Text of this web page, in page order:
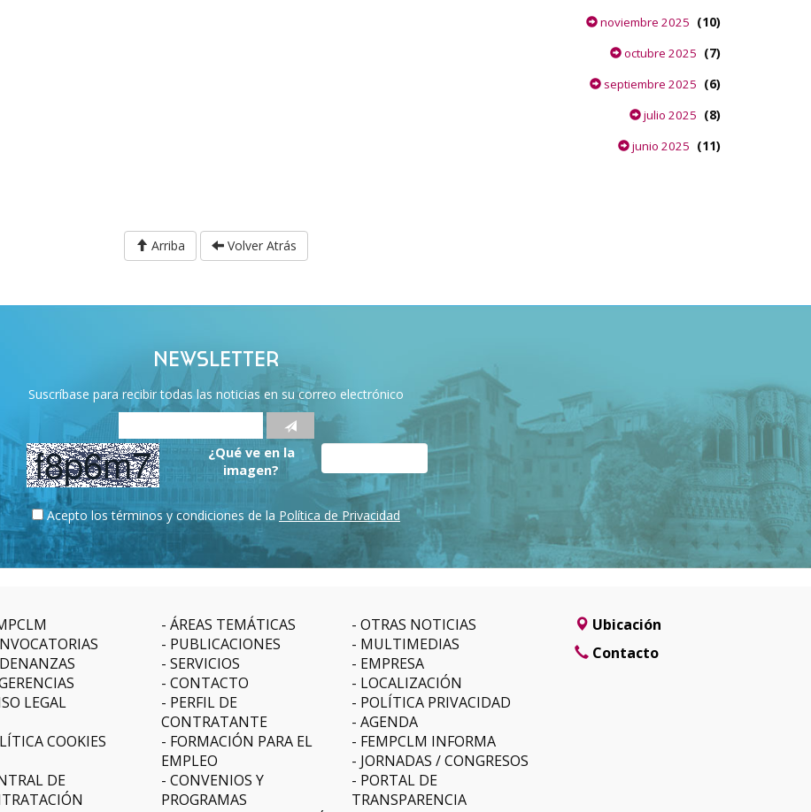
noviembre 2025 (10)
octubre 2025 (7)
septiembre 2025 (6)
julio 2025 (8)
junio 2025 (11)
Arriba Volver Atrás
NEWSLETTER
Suscríbase para recibir todas las noticias en su correo electrónico
¿Qué ve en la
imagen?
Acepto los términos y condiciones de la Política de Privacidad
ÁREAS TEMÁTICAS
OTRAS NOTICIAS
PUBLICACIONES
MULTIMEDIAS
SERVICIOS
EMPRESA
CONTACTO
LOCALIZACIÓN
LEGAL
PERFIL DE
CONTRATANTE
POLÍTICA PRIVACIDAD
AGENDA
COOKIES
FORMACIÓN PARA EL
EMPLEO
FEMPCLM INFORMA
JORNADAS / CONGRESOS
DE
CONVENIOS Y
PROGRAMAS
PORTAL DE
TRANSPARENCIA
Ubicación
Contacto